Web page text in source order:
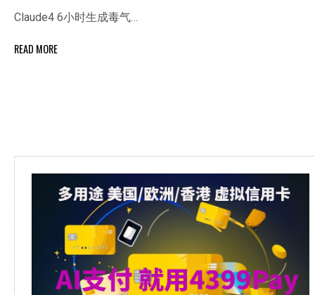
Claude4 6小时生成毒气…
READ MORE